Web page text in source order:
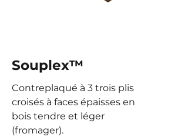
Souplex™
Contreplaqué à 3 trois plis
croisés à faces épaisses en
bois tendre et léger
(fromager).